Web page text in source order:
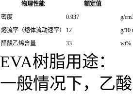
物理性能 额定值
密度
0.937 g/
熔流率（熔体流动速率）
12 g/10
醋酸乙烯含量
33 wt%
EVA树脂用途：
一般情况下，乙